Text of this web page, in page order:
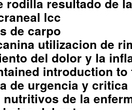
rodilla resultado de
lcc
de carpo
utilizacion de
del dolor y la
introduction
de urgencia y
de la